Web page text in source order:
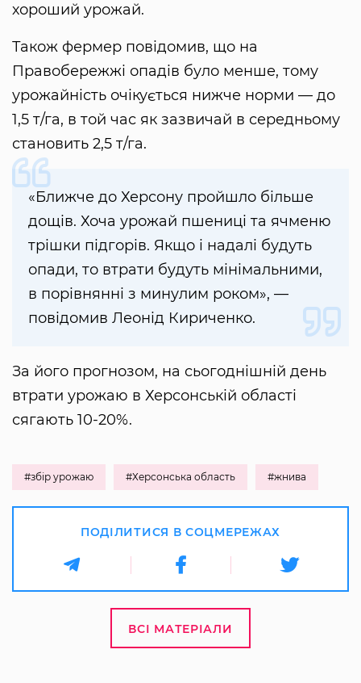
хороший урожай.
Також фермер повідомив, що на
Правобережжі опадів було менше, тому
урожайність очікується нижче норми — до
1,5 т/га, в той час як зазвичай в середньому
становить 2,5 т/га.
«Ближче до Херсону пройшло більше
дощів. Хоча урожай пшениці та ячменю
трішки підгорів. Якщо і надалі будуть
опади, то втрати будуть мінімальними,
в порівнянні з минулим роком», —
повідомив Леонід Кириченко.
За його прогнозом, на сьогоднішній день
втрати урожаю в Херсонській області
сягають 10-20%.
#збір урожаю #Херсонська область #жнива
ПОДІЛИТИСЯ В СОЦМЕРЕЖАХ
ВСІ МАТЕРІАЛИ